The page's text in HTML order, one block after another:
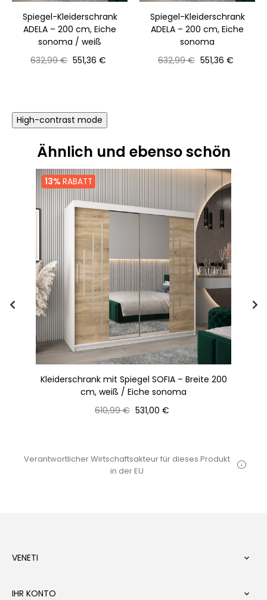
Spiegel-Kleiderschrank
ADELA – 200 cm, Eiche
sonoma / weiß
Normaler
632,99 € Preis
551,36 €
Spiegel-Kleiderschrank
ADELA – 200 cm, Eiche
sonoma
Normaler
632,99 € Preis
551,36 €
High-contrast mode
Ähnlich und ebenso schön
13% RABATT
Kleiderschrank mit Spiegel SOFIA – Breite 200
cm, weiß / Eiche sonoma
Normaler
610,99 € Preis
531,00 €
Verantwortlicher Wirtschaftsakteur für dieses Produkt
in der EU
VENETI 
IHR KONTO 